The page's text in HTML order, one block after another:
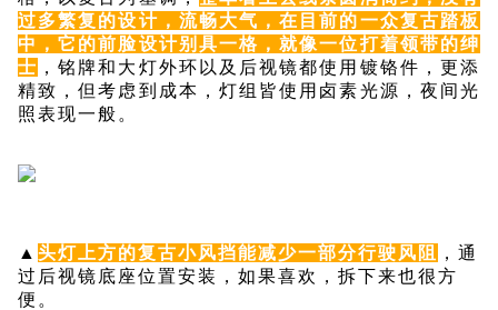
过多繁复的设计，流畅大气，在目前的一众复古踏板
中，它的前脸设计别具一格，就像一位打着领带的绅
士 ，铭牌和大灯外环以及后视镜都使用镀铬件，更添
精致，但考虑到成本，灯组皆使用卤素光源，夜间光
照表现一般。
▲ 头灯上方的复古小风挡能减少一部分行驶风阻
，通
过后视镜底座位置安装，如果喜欢，拆下来也很方
便。